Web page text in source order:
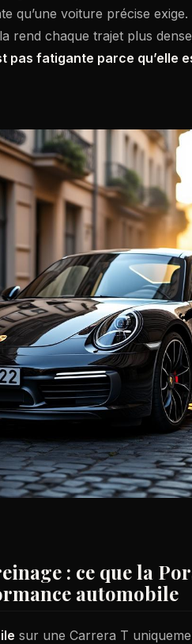
qu’une voiture précise
rend chaque trajet plus
pas fatigante parce qu’elle
: ce que la
automobile
sur une Carrera T